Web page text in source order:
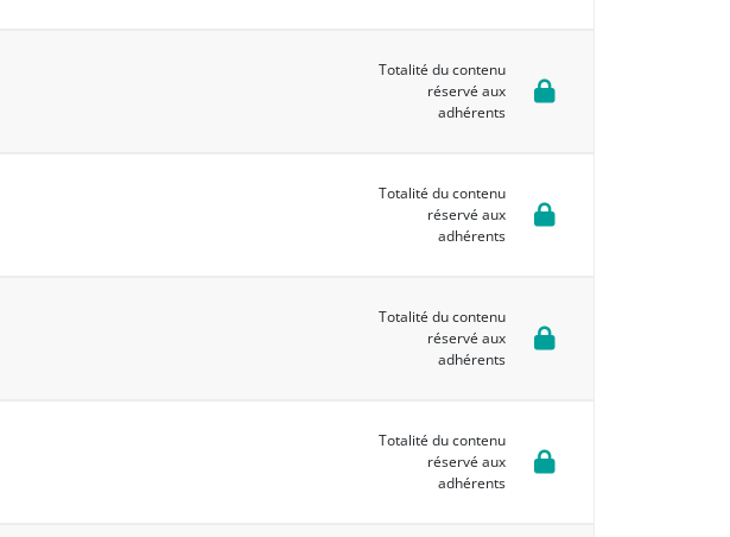
Totalité du contenu
réservé aux
adhérents
Totalité du contenu
réservé aux
adhérents
Totalité du contenu
réservé aux
adhérents
Totalité du contenu
réservé aux
adhérents